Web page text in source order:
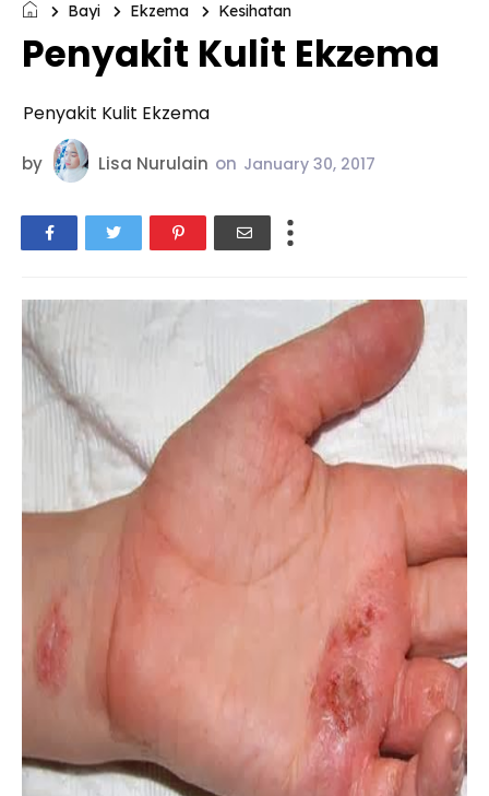
Bayi Ekzema Kesihatan
Penyakit Kulit Ekzema
Penyakit Kulit Ekzema
by Lisa Nurulain on January 30, 2017